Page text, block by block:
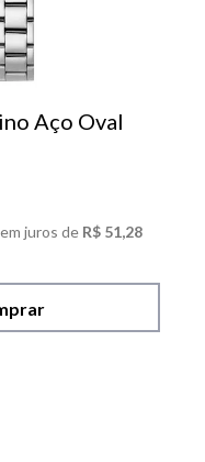
Aço Oval
juros de R$ 51,28